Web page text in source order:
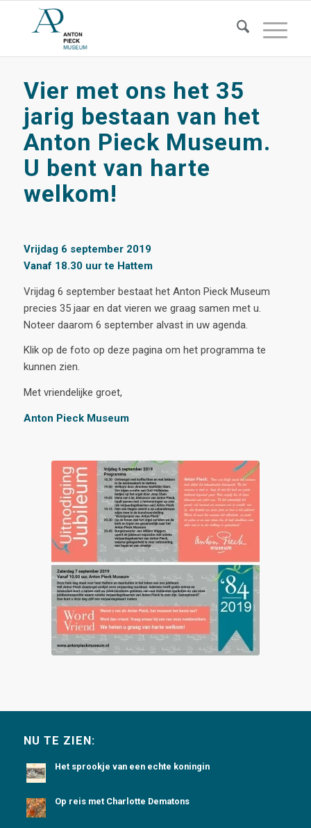
Vier met ons het 35
jarig bestaan van het
Anton Pieck Museum.
U bent van harte
welkom!
Vrijdag 6 september 2019
Vanaf 18.30 uur te Hattem
Vrijdag 6 september bestaat het Anton Pieck Museum
precies 35 jaar en dat vieren we graag samen met u.
Noteer daarom 6 september alvast in uw agenda.
Klik op de foto op deze pagina om het programma te
kunnen zien.
Met vriendelijke groet,
Anton Pieck Museum
NU TE ZIEN:
Het sprookje van een echte koningin
Op reis met Charlotte Dematons